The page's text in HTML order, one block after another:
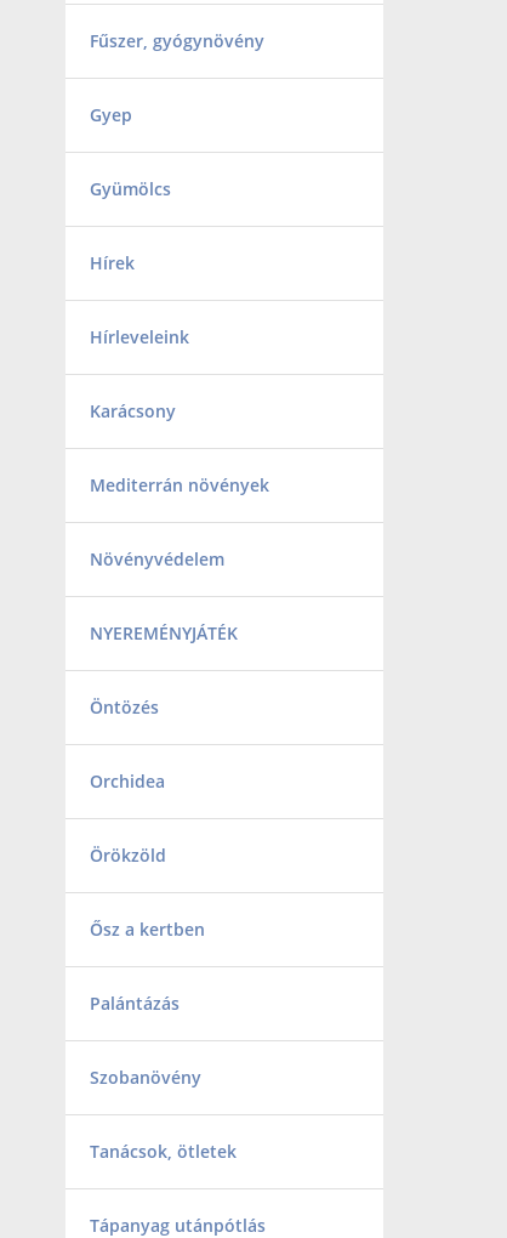
Fűszer, gyógynövény
Gyep
Gyümölcs
Hírek
Hírleveleink
Karácsony
Mediterrán növények
Növényvédelem
NYEREMÉNYJÁTÉK
Öntözés
Orchidea
Örökzöld
Ősz a kertben
Palántázás
Szobanövény
Tanácsok, ötletek
Tápanyag utánpótlás